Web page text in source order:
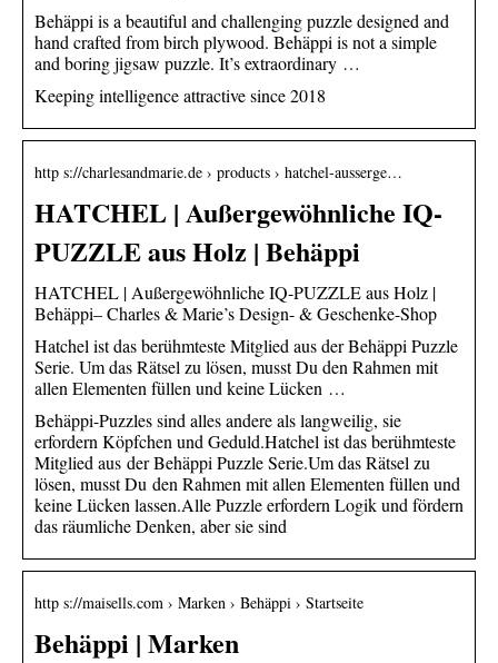
Behäppi is a beautiful and challenging puzzle designed and
hand crafted from birch plywood. Behäppi is not a simple
and boring jigsaw puzzle. It’s extraordinary …
Keeping intelligence attractive since 2018
http s://charlesandmarie.de › products › hatchel-ausserge…
HATCHEL | Außergewöhnliche IQ-
PUZZLE aus Holz | Behäppi
HATCHEL | Außergewöhnliche IQ-PUZZLE aus Holz |
Behäppi– Charles & Marie’s Design- & Geschenke-Shop
Hatchel ist das berühmteste Mitglied aus der Behäppi Puzzle
Serie. Um das Rätsel zu lösen, musst Du den Rahmen mit
allen Elementen füllen und keine Lücken …
Behäppi-Puzzles sind alles andere als langweilig, sie
erfordern Köpfchen und Geduld.Hatchel ist das berühmteste
Mitglied aus der Behäppi Puzzle Serie.Um das Rätsel zu
lösen, musst Du den Rahmen mit allen Elementen füllen und
keine Lücken lassen.Alle Puzzle erfordern Logik und fördern
das räumliche Denken, aber sie sind
http s://maisells.com › Marken › Behäppi › Startseite
Behäppi | Marken